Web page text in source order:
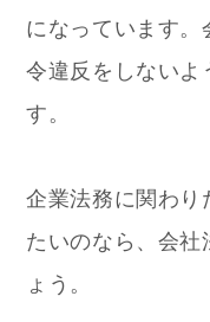
になっています。
令違反をしないよ
す。
企業法務に関わり
たいのなら、会社
ょう。